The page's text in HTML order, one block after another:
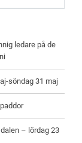
ledare på de
söndag 31 maj
– lördag 23